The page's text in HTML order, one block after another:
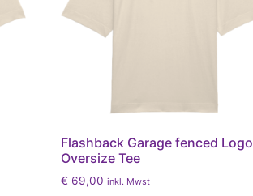
Flashback Garage fenced Logo
Oversize Tee
€ 69,00 inkl. Mwst